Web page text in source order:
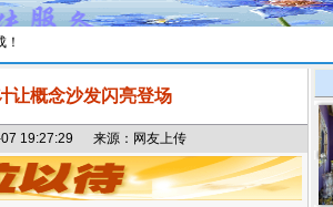
让概念沙发闪亮登场
07 19:27:29 来源：网友上传